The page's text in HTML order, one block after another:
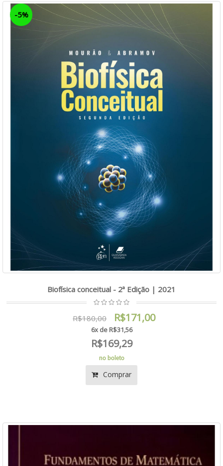
-5%
Biofísica conceitual - 2ª Edição | 2021
R$180,00 R$171,00
6x de R$31,56
R$169,29
no boleto
Comprar